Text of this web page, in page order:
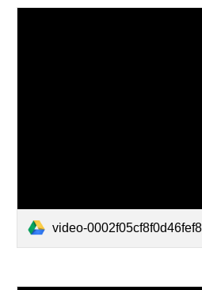
video-